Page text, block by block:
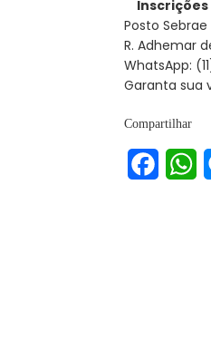
Posto Sebrae
R. Adhemar
WhatsApp:
Garanta sua
Compartilhar